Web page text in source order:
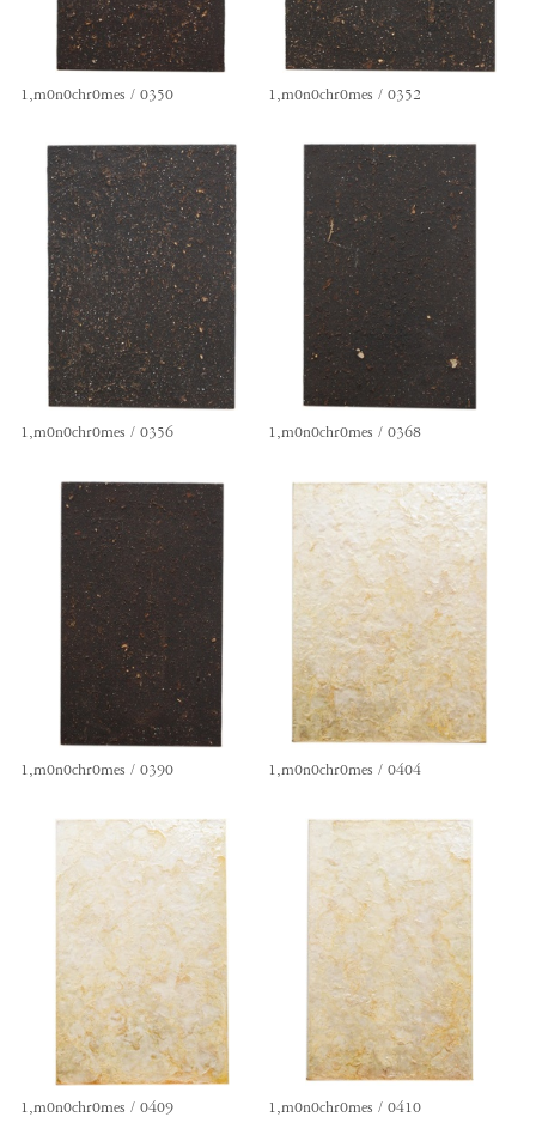
1,m0n0chr0mes / 0350 1,m0n0chr0mes / 0352
1,m0n0chr0mes / 0356 1,m0n0chr0mes / 0368
1,m0n0chr0mes / 0390 1,m0n0chr0mes / 0404
1,m0n0chr0mes / 0409 1,m0n0chr0mes / 0410